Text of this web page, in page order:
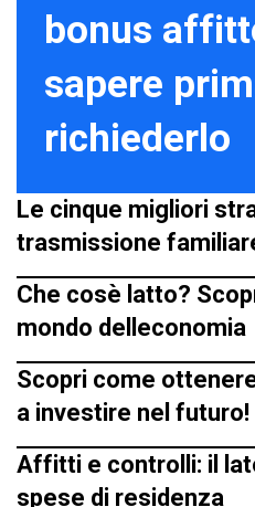
bonus
sapere
richiederlo
Le cinque migliori
trasmissione
Che cosè latto?
mondo delleconomia
Scopri come
a investire nel futuro!
Affitti e controlli: il
spese di residenza